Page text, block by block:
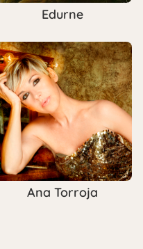
Edurne
Ana Torroja